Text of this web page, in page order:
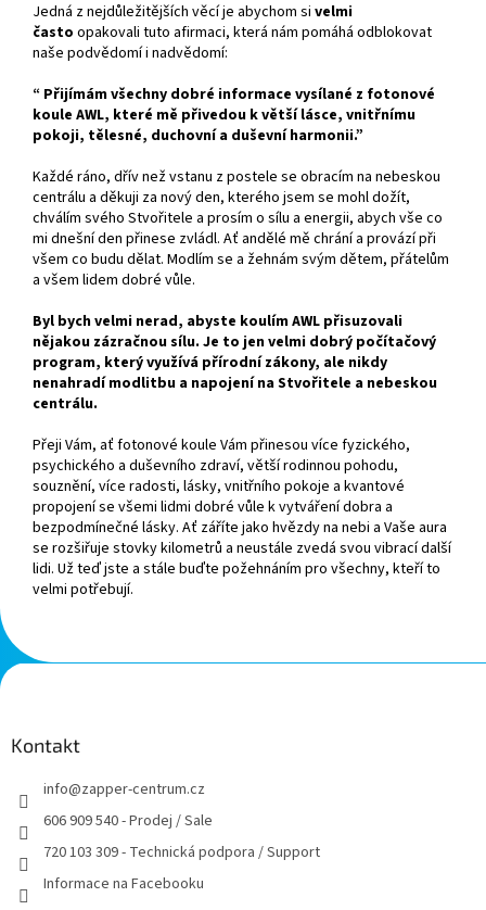
Jedná z nejdůležitějších věcí je abychom si velmi
často opakovali tuto afirmaci, která nám pomáhá odblokovat
naše podvědomí i nadvědomí:
“ Přijímám všechny dobré informace vysílané z fotonové
koule AWL, které mě přivedou k větší lásce, vnitřnímu
pokoji, tělesné, duchovní a duševní harmonii.”
Každé ráno, dřív než vstanu z postele se obracím na nebeskou
centrálu a děkuji za nový den, kterého jsem se mohl dožít,
chválím svého Stvořitele a prosím o sílu a energii, abych vše co
mi dnešní den přinese zvládl. Ať andělé mě chrání a provází při
všem co budu dělat. Modlím se a žehnám svým dětem, přátelům
a všem lidem dobré vůle.
Byl bych velmi nerad, abyste koulím AWL přisuzovali
nějakou zázračnou sílu. Je to jen velmi dobrý počítačový
program, který využívá přírodní zákony, ale nikdy
nenahradí modlitbu a napojení na Stvořitele a nebeskou
centrálu.
Přeji Vám, ať fotonové koule Vám přinesou více fyzického,
psychického a duševního zdraví, větší rodinnou pohodu,
souznění, více radosti, lásky, vnitřního pokoje a kvantové
propojení se všemi lidmi dobré vůle k vytváření dobra a
bezpodmínečné lásky. Ať záříte jako hvězdy na nebi a Vaše aura
se rozšiřuje stovky kilometrů a neustále zvedá svou vibrací další
lidi. Už teď jste a stále buďte požehnáním pro všechny, kteří to
velmi potřebují.
Z
Kontakt
info@zapper-centrum.cz
606 909 540 - Prodej / Sale
720 103 309 - Technická podpora / Support
Informace na Facebooku